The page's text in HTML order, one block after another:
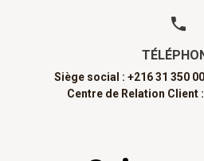
Siège social : +216 31 350
Centre de Relation Client